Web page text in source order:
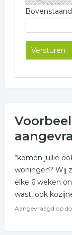
“komen jullie
woningen? Wij
elke 6 weken
wast, ook
Aangevraagd op